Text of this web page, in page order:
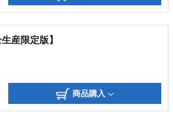
産限定版】
商品購入